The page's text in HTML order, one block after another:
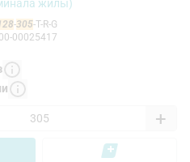
жилы)
-305-T-R-G
00-00025417
+